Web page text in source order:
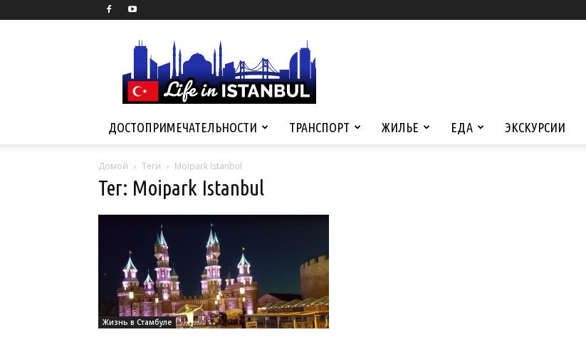
Life
Istanbul
ДОСТОПРИМЕЧАТЕЛЬНОСТИ ТРАНСПОРТ ЖИЛЬЕ ЕДА ЭКСКУРСИИ
Домой Теги Moipark Istanbul
Тег: Moipark Istanbul
Жизнь в Стамбуле